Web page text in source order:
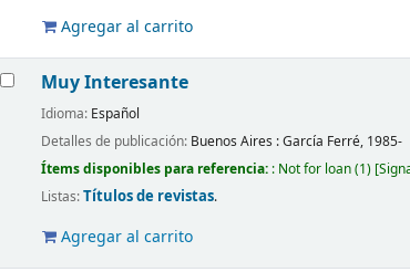
Agregar al carrito
Muy Interesante
Idioma: Español
Detalles de publicación: Buenos Aires :García Ferré, 1985-
Ítems disponibles para referencia: : Not for loan(1)
Listas:Títulos de revistas.
Agregar al carrito